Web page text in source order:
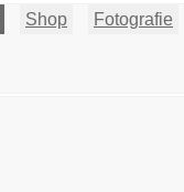
Shop Fotografie